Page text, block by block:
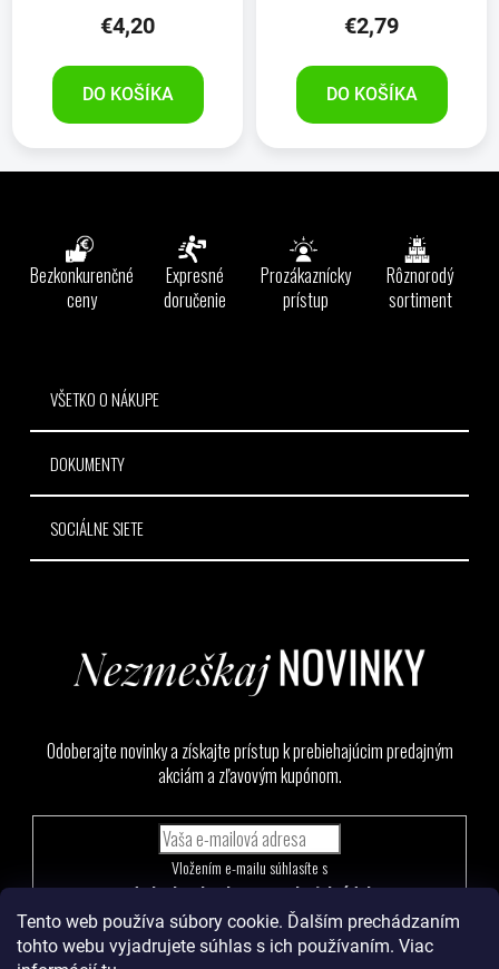
Tento web používa súbory cookie. Ďalším prechádzaním
tohto webu vyjadrujete súhlas s ich používaním. Viac
€4,20
DO KOŠÍKA
€2,79
DO KOŠÍKA
Bezkonkurenčné
ceny
Expresné
doručenie
Prozákaznícky
prístup
Rôznorodý
sortiment
VŠETKO O NÁKUPE
DOKUMENTY
SOCIÁLNE SIETE
Odoberajte novinky a získajte prístup k prebiehajúcim predajným
akciám a zľavovým kupónom.
podmienkami ochrany osobných údajov
PRIHLÁSIŤ